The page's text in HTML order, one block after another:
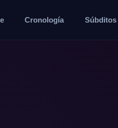
Cronología Súbditos